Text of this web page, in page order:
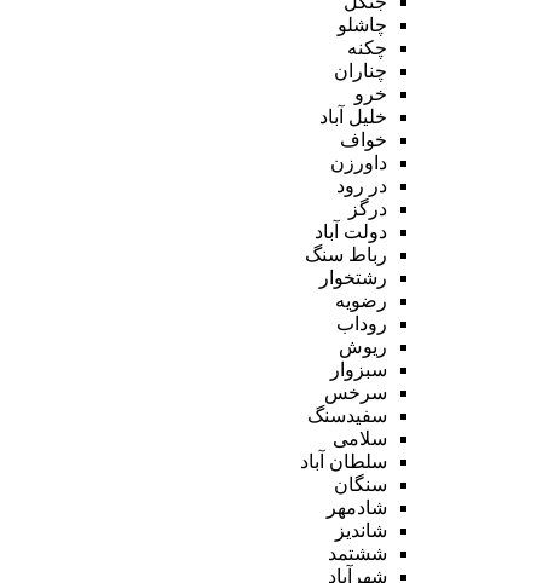
چاشلو
چکنه
چناران
خرو
خلیل آباد
خواف
داورزن
در رود
درگز
دولت آباد
رباط سنگ
رشتخوار
رضویه
روداب
ریوش
سبزوار
سرخس
سفیدسنگ
سلامی
سلطان آباد
سنگان
شادمهر
شاندیز
ششتمد
شهرآباد